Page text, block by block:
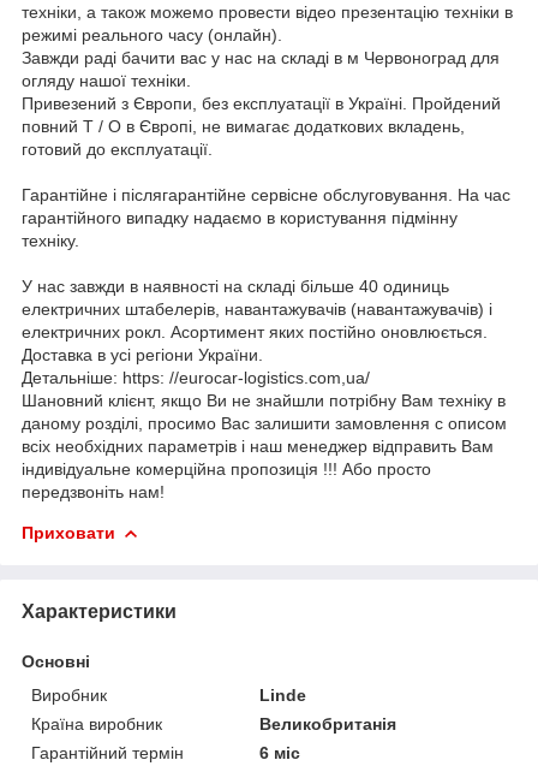
техніки, а також можемо провести відео презентацію техніки в
режимі реального часу (онлайн).
Завжди раді бачити вас у нас на складі в м Червоноград для
огляду нашої техніки.
Привезений з Європи, без експлуатації в Україні. Пройдений
повний Т / О в Європі, не вимагає додаткових вкладень,
готовий до експлуатації.
Гарантійне і післягарантійне сервісне обслуговування. На час
гарантійного випадку надаємо в користування підмінну
техніку.
У нас завжди в наявності на складі більше 40 одиниць
електричних штабелерів, навантажувачів (навантажувачів) і
електричних рокл. Асортимент яких постійно оновлюється.
Доставка в усі регіони України.
Детальніше: https: //eurocar-logistics.com,ua/
Шановний клієнт, якщо Ви не знайшли потрібну Вам техніку в
даному розділі, просимо Вас залишити замовлення c описом
всіх необхідних параметрів і наш менеджер відправить Вам
індивідуальне комерційна пропозиція !!! Або просто
передзвоніть нам!
Приховати
Характеристики
Основні
Виробник
Linde
Країна виробник
Великобританія
Гарантійний термін
6 міс